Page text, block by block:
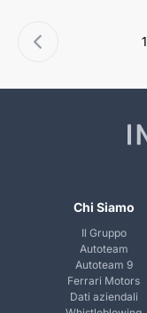
1
Chi Siamo
Il Gruppo
Autoteam
Autoteam 9
Ferrari Motors
Dati aziendali